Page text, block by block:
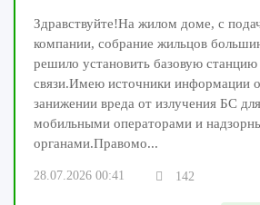
Здравствуйте!На жилом доме, с
компании, собрание жильцов
решило установить базовую
связи.Имею источники информации
занижении вреда от излучения БС
мобильными операторами и
органами.Правомо...
28.07.2026 00:41 142